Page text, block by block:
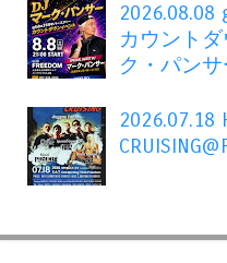
2026.08.08
カウント
ク・パンサ
2026.07.18